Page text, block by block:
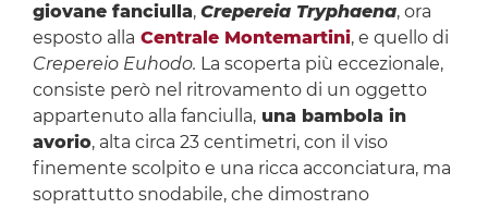
giovane fanciulla, Crepereia Tryphaena, ora
esposto alla Centrale Montemartini, e quello di
Crepereio Euhodo. La scoperta più eccezionale,
consiste però nel ritrovamento di un oggetto
appartenuto alla fanciulla,una bambola in
avorio, alta circa 23 centimetri, con il viso
finemente scolpito e una ricca acconciatura, ma
soprattutto snodabile, che dimostrano